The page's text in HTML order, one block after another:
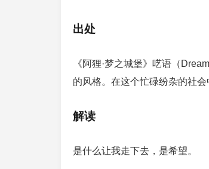
出处
《阿狸·梦之城堡》呓语（
的风格。在这个忙碌纷杂的社
解读
是什么让我走下去，是希望。